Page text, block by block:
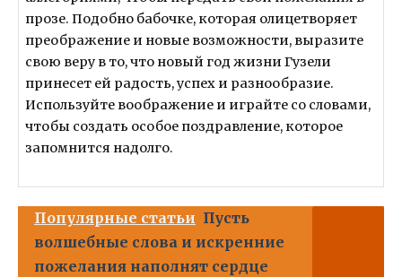
прозе. Подобно бабочке, которая олицетворяет
преображение и новые возможности, выразите
свою веру в то, что новый год жизни Гузели
принесет ей радость, успех и разнообразие.
Используйте воображение и играйте со словами,
чтобы создать особое поздравление, которое
запомнится надолго.
Популярные статьи Пусть
волшебные слова и искренние
пожелания наполнят сердце